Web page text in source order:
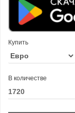
Купить
В количестве